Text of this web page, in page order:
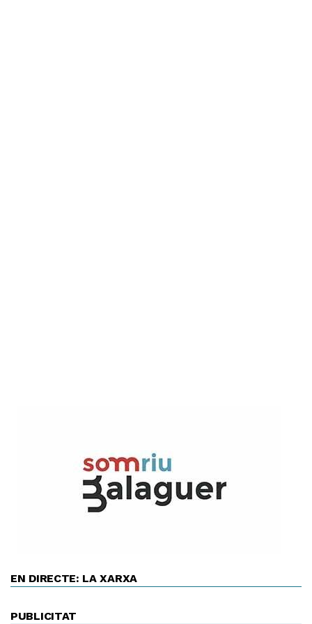
EN DIRECTE: LA XARXA
PUBLICITAT